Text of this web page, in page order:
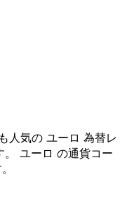
人気の ユーロ 為替レ
ユーロ の通貨コー